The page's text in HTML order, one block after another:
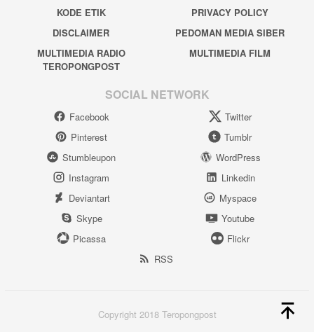
KODE ETIK
PRIVACY POLICY
DISCLAIMER
PEDOMAN MEDIA SIBER
MULTIMEDIA RADIO
TEROPONGPOST
MULTIMEDIA FILM
SOCIAL NETWORK
Facebook
Twitter
Pinterest
Tumblr
Stumbleupon
WordPress
Instagram
Linkedin
Deviantart
Myspace
Skype
Youtube
Picassa
Flickr
RSS
Copyright 2018 Teropongpost